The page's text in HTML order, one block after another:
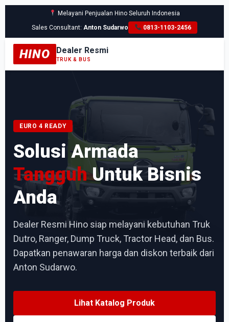
Melayani Penjualan Hino Seluruh Indonesia
Sales Consultant:Anton Sudarwo 0813-1103-2456
HINO Dealer Resmi
TRUK & BUS
EURO 4 READY
Solusi Armada
TangguhUntuk Bisnis
Anda
Dealer Resmi Hino siap melayani kebutuhan Truk
Dutro, Ranger, Dump Truck, Tractor Head, dan Bus.
Dapatkan penawaran harga dan diskon terbaik dari
Anton Sudarwo.
Lihat Katalog Produk